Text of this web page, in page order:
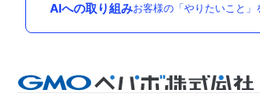
AIへの取り組みお客様の「やりたいこと」